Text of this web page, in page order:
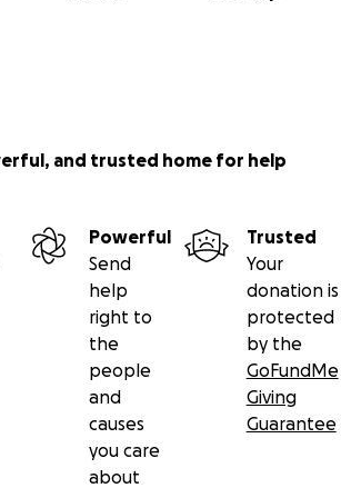
and trusted home for help
Powerful
Send
help
right to
the
people
and
causes
you care
about
Trusted
Your
donation is
protected
by the
GoFundMe
Giving
Guarantee